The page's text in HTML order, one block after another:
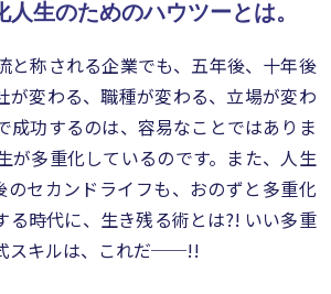
人生のためのハウツーとは。
と称される企業でも、五年後、十年後
が変わる、職種が変わる、立場が変わ
成功するのは、容易なことではありま
が多重化しているのです。また、人生
のセカンドライフも、おのずと多重化
る時代に、生き残る術とは?! いい多重
スキルは、これだ──!!